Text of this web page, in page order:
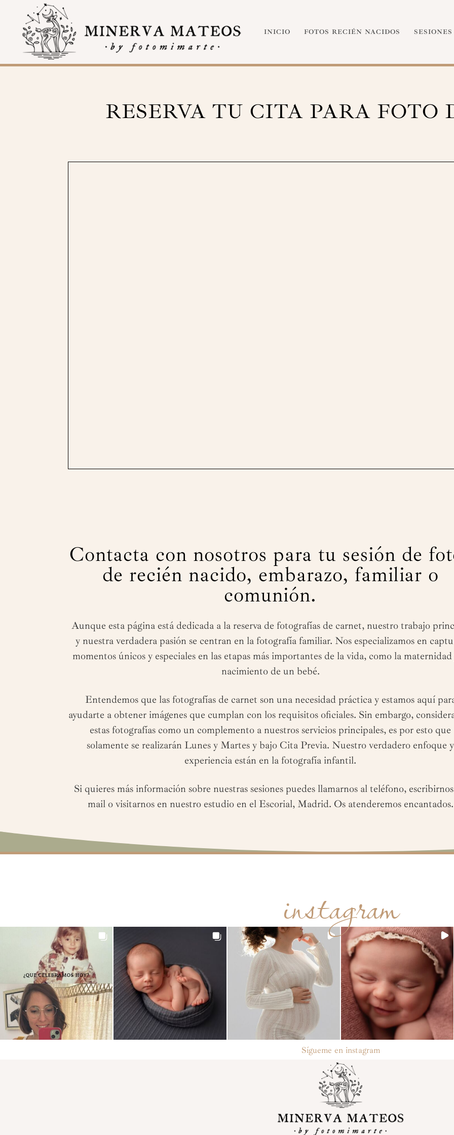
INICIO FOTOS RECIÉN NACIDOS SESIONES
RESERVA TU CITA PARA FOTO
Contacta con nosotros para tu sesión de
de recién nacido, embarazo, familiar o
comunión.
Aunque esta página está dedicada a la reserva de fotografías de carnet, nuestro trabajo
y nuestra verdadera pasión se centran en la fotografía familiar. Nos especializamos en
momentos únicos y especiales en las etapas más importantes de la vida, como la
nacimiento de un bebé.
Entendemos que las fotografías de carnet son una necesidad práctica y estamos aquí
ayudarte a obtener imágenes que cumplan con los requisitos oficiales. Sin embargo,
estas fotografías como un complemento a nuestros servicios principales, es por esto que
solamente se realizarán Lunes y Martes y bajo Cita Previa. Nuestro verdadero enfoque y
experiencia están en la fotografía infantil.
Si quieres más información sobre nuestras sesiones puedes llamarnos al teléfono,
mail o visitarnos en nuestro estudio en el Escorial, Madrid. Os atenderemos encantados.
instagram
Sígueme en instagram